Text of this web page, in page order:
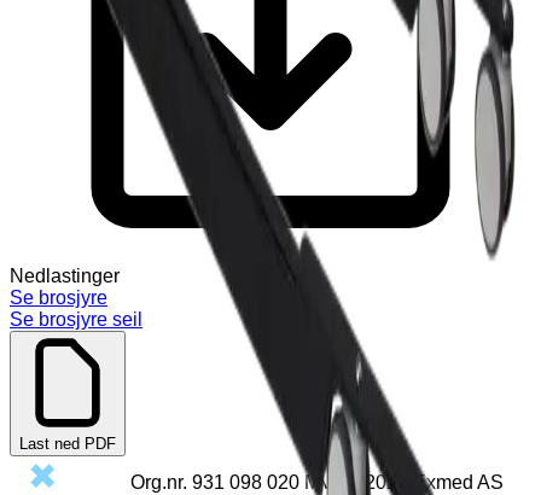
Nedlastinger
Se brosjyre
Se brosjyre seil
Last ned PDF
Org.nr. 931 098 020 MVA © 2026 Exmed AS